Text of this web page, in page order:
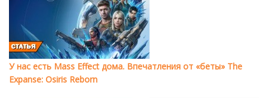
У нас есть Mass Effect дома. Впечатления от «беты» The
Expanse: Osiris Reborn